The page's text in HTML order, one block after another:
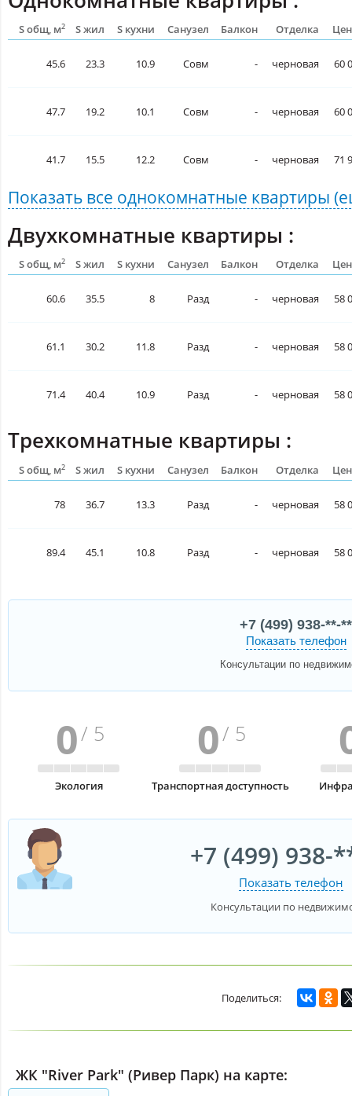
S общ, м2 S жил S кухни Санузел Балкон Отделка
45.6 23.3 10.9 Совм - черновая 60
47.7 19.2 10.1 Совм - черновая 60
41.7 15.5 12.2 Совм - черновая 71
Показать все однокомнатные квартиры
Двухкомнатные квартиры :
S общ, м2 S жил S кухни Санузел Балкон Отделка
60.6 35.5 8 Разд - черновая 58
61.1 30.2 11.8 Разд - черновая 58
71.4 40.4 10.9 Разд - черновая 58
Трехкомнатные квартиры :
S общ, м2 S жил S кухни Санузел Балкон Отделка
78 36.7 13.3 Разд - черновая 58
89.4 45.1 10.8 Разд - черновая 58
+7 (499) 938-**-**
Показать телефон
Консультации по
0/ 5
Экология
0/ 5
Транспортная доступность
+7 (499) 938-
Показать телефон
Консультации по
ЖК "River Park" (Ривер Парк) на карте: